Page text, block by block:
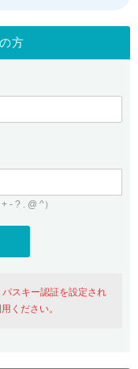
希望の方
ン
新の機能を使う方
方
- ? . @ ^）
スキー認証を設定され
ください。